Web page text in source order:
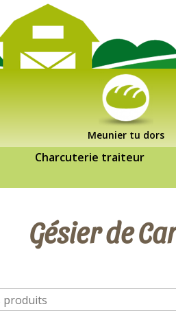
Meunier tu dors
Charcuterie traiteur
Gésier de